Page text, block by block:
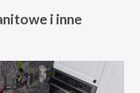
i inne